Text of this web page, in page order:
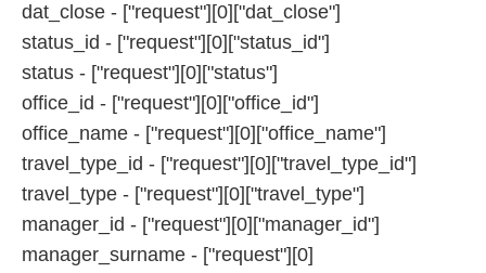
dat_close - ["request"][0]["dat_close"]
status_id - ["request"][0]["status_id"]
status - ["request"][0]["status"]
office_id - ["request"][0]["office_id"]
office_name - ["request"][0]["office_name"]
travel_type_id - ["request"][0]["travel_type_id"]
travel_type - ["request"][0]["travel_type"]
manager_id - ["request"][0]["manager_id"]
manager_surname - ["request"][0]